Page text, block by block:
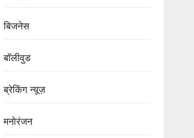
बिजनेस
बॉलीवुड
ब्रेकिंग न्यूज़
मनोरंजन